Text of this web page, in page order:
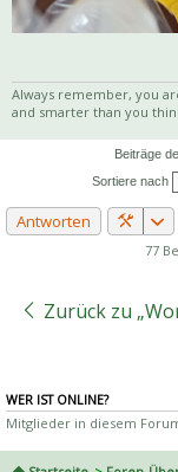
Always remember, you
and smarter than you
Beiträge
Sortiere nach
Antworten
77
Zurück zu
WER IST ONLINE?
Mitglieder in diesem